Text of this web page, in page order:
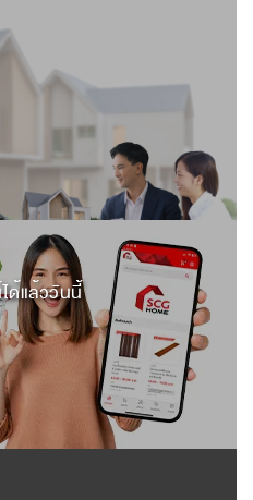
ด้แล้ววันนี้